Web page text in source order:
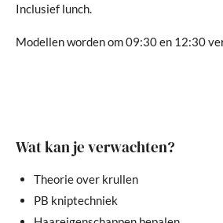
Inclusief lunch.
Modellen worden om 09:30 en 12:30
Wat kan je verwachten?
Theorie over krullen
PB kniptechniek